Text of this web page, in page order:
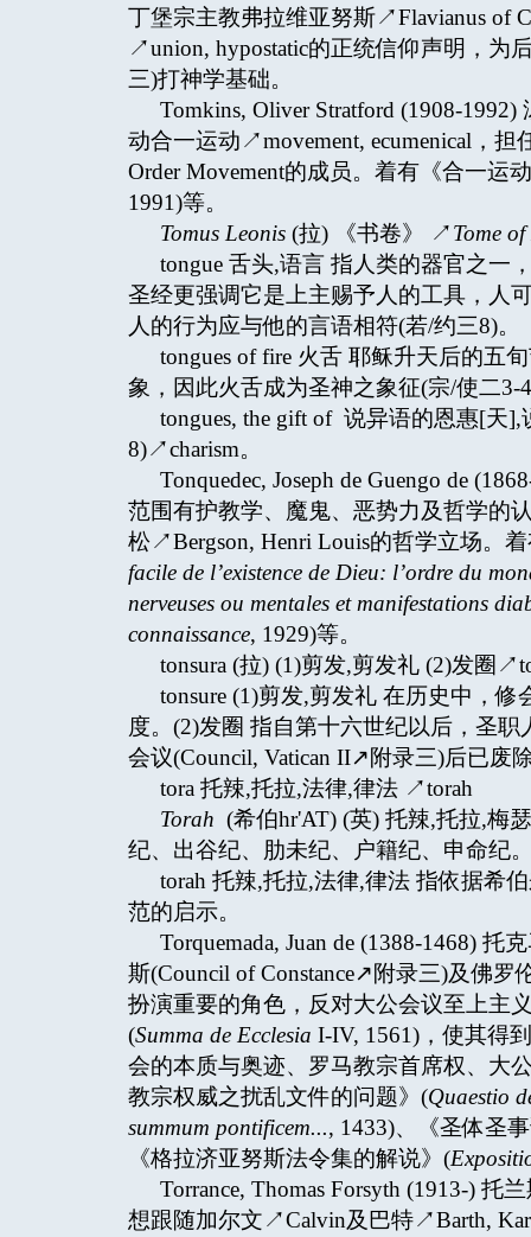
丁堡宗主教弗拉维亚努斯↗Flavianus of
↗union, hypostatic的正统信仰声明，为
三)打神学基础。
Tomkins, Oliver Stratford (1908-
动合一运动↗movement, ecumenical，
Order Movement的成员。着有《合一运
1991)等。
Tomus Leonis(拉) 《书卷》 ↗Tome
tongue 舌头,语言 指人类的器官之一
圣经更强调它是上主赐予人的工具，人
人的行为应与他的言语相符(若/约三8)。
tongues of fire 火舌 耶稣升天后的五
象，因此火舌成为圣神之象征(宗/使二3-
tongues, the gift of 说异语的恩惠[天
8)↗charism。
Tonquedec, Joseph de Guengo de
范围有护教学、魔鬼、恶势力及哲学的
松↗Bergson, Henri Louis的哲学立场。
facile de l’existence de Dieu: l’ordre du
nerveuses ou mentales et manifestations
connaissance, 1929)等。
tonsura (拉) (1)剪发,剪发礼 (2)发圈
tonsure (1)剪发,剪发礼 在历史中，
度。(2)发圈 指自第十六世纪以后，圣
会议(Council, Vatican II↗附录三)后已废
tora 托辣,托拉,法律,律法 ↗torah
Torah (希伯hr'AT) (英) 托辣,托拉,梅
纪、出谷纪、肋未纪、户籍纪、申命纪
torah 托辣,托拉,法律,律法 指依据希
范的启示。
Torquemada, Juan de (1388-1468)
斯(Council of Constance↗附录三)及佛
扮演重要的角色，反对大公会议至上主
(Summa de Ecclesia I-IV, 1561)，使其得
会的本质与奥迹、罗马教宗首席权、大
教宗权威之扰乱文件的问题》(Quaestio
summum pontificem..., 1433)、《圣体圣
《格拉济亚努斯法令集的解说》(
Torrance, Thomas Forsyth (1913-)
想跟随加尔文↗Calvin及巴特↗Barth,